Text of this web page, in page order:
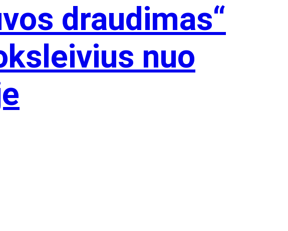
draudimas“
nuo